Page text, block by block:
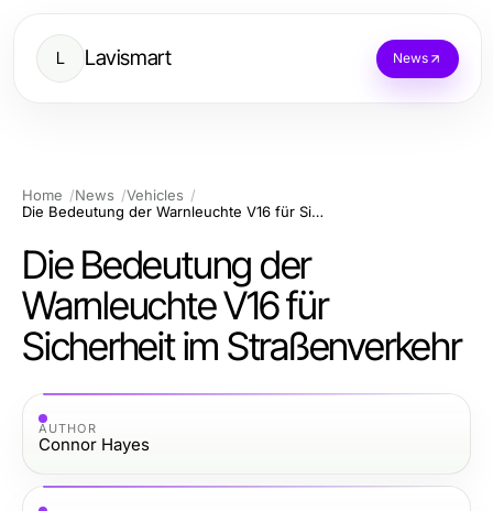
L Lavismart News
Home News
Vehicles
Die Bedeutung der Warnleuchte V16 für Sicherheit im Straßenverkehr
Die Bedeutung der
Warnleuchte V16 für
Sicherheit im Straßenverkehr
AUTHOR
Connor Hayes